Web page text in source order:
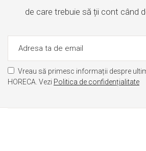
de care trebuie să ții cont când
Vreau să primesc informații despre
HORECA. Vezi Politica de confidențialitate